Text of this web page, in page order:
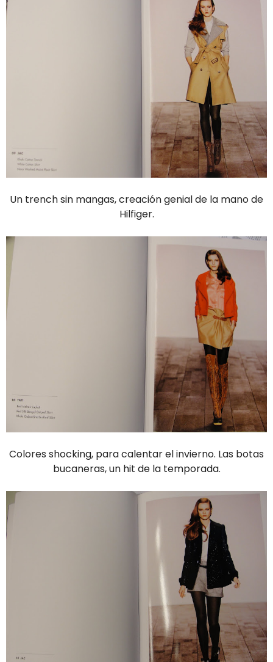
Un trench sin mangas, creación genial de la mano de
Hilfiger.
Colores shocking, para calentar el invierno. Las botas
bucaneras, un hit de la temporada.